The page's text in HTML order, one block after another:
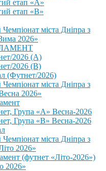
етап «А»
етап «В»
міста Дніпра з
2026»
2026 (А)
2026 (В)
(Футнет/2026)
міста Дніпра з
2026»
Група «А» Весна-2026
Група «В» Весна-2026
міста Дніпра з
2026»
(футнет «Літо-2026»)
2026»